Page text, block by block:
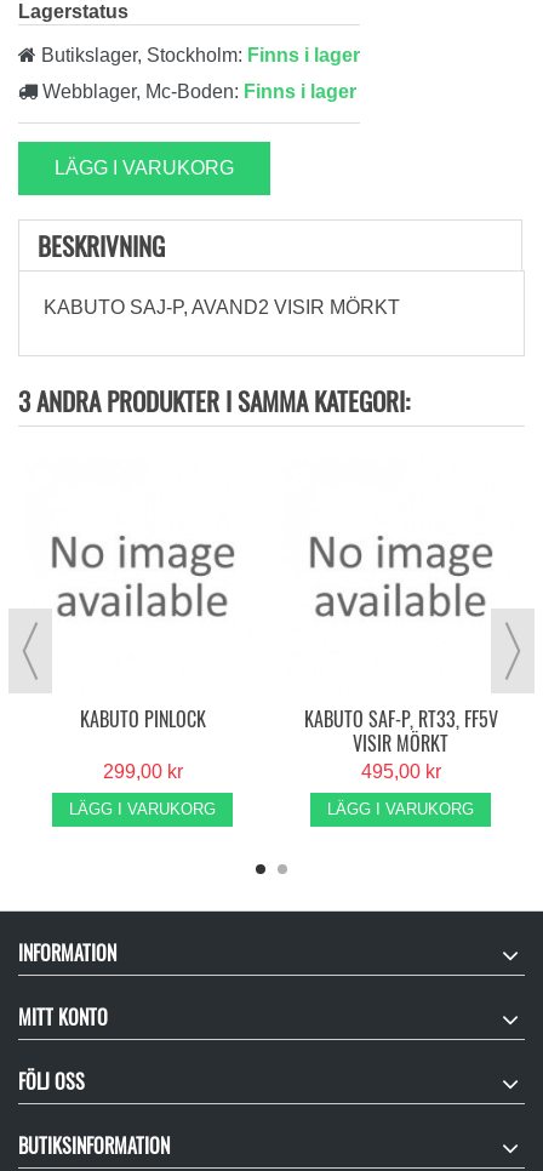
Lagerstatus
Butikslager, Stockholm: Finns i lager
Webblager, Mc-Boden: Finns i lager
LÄGG I VARUKORG
BESKRIVNING
KABUTO SAJ-P, AVAND2 VISIR MÖRKT
3 ANDRA PRODUKTER I SAMMA KATEGORI:
KABUTO PINLOCK
299,00 kr
LÄGG I VARUKORG
KABUTO SAF-P, RT33, FF5V
VISIR MÖRKT
495,00 kr
LÄGG I VARUKORG
INFORMATION
MITT KONTO
FÖLJ OSS
BUTIKSINFORMATION